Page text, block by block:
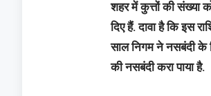
शहर में कुत्तों की संख्या
दिए हैं. दावा है कि इस
साल निगम ने नसबंदी के
की नसबंदी करा पाया है.